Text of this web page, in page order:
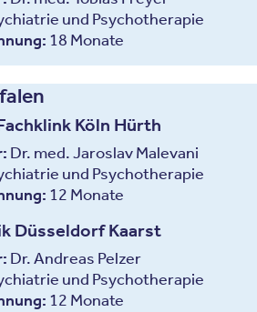
und Psychotherapie
18 Monate
Köln Hürth
Dr. med. Jaroslav Malevani
und Psychotherapie
12 Monate
Düsseldorf Kaarst
Dr. Andreas Pelzer
und Psychotherapie
12 Monate